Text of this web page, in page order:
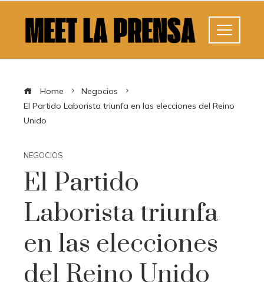
Home
Negocios
El Partido Laborista triunfa en las elecciones del Reino
Unido
NEGOCIOS
El Partido
Laborista triunfa
en las elecciones
del Reino Unido